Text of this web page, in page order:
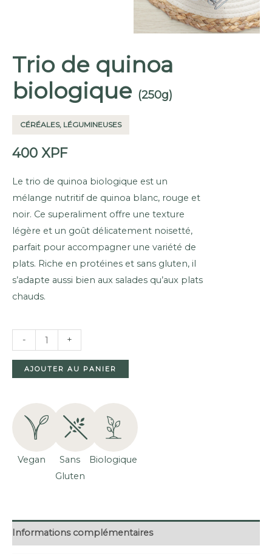
Trio de quinoa
biologique (250g)
CÉRÉALES, LÉGUMINEUSES
400 XPF
Le trio de quinoa biologique est un
mélange nutritif de quinoa blanc, rouge et
noir. Ce superaliment offre une texture
légère et un goût délicatement noisetté,
parfait pour accompagner une variété de
plats. Riche en protéines et sans gluten, il
s’adapte aussi bien aux salades qu’aux plats
chauds.
-
QUANTITÉ
DE
TRIO
QUINOA
BIOLOGIQUE
(250G)
+
AJOUTER AU PANIER
Vegan
Sans
Gluten
Biologique
Informations complémentaires